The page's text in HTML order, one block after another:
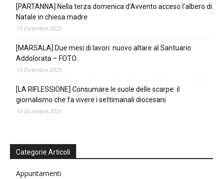
[PARTANNA] Nella terza domenica d’Avvento acceso l’albero di
Natale in chiesa madre
15 Dicembre 2025
[MARSALA] Due mesi di lavori: nuovo altare al Santuario
Addolorata – FOTO
15 Dicembre 2025
[LA RIFLESSIONE] Consumare le suole delle scarpe: il
giornalismo che fa vivere i settimanali diocesani
13 Dicembre 2025
Categorie Articoli
Appuntamenti